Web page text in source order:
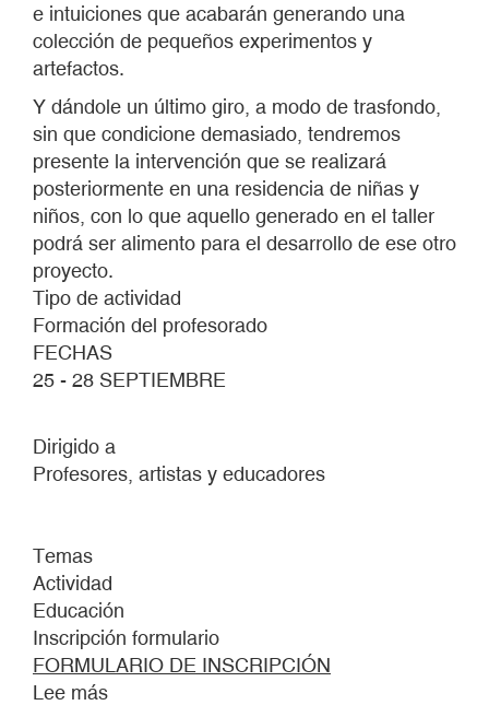
e intuiciones que acabarán generando una
colección de pequeños experimentos y
artefactos.
Y dándole un último giro, a modo de trasfondo,
sin que condicione demasiado, tendremos
presente la intervención que se realizará
posteriormente en una residencia de niñas y
niños, con lo que aquello generado en el taller
podrá ser alimento para el desarrollo de ese otro
proyecto.
Tipo de actividad
Formación del profesorado
FECHAS
25 - 28 SEPTIEMBRE
Dirigido a
Profesores, artistas y educadores
Temas
Actividad
Educación
Inscripción formulario
FORMULARIO DE INSCRIPCIÓN
Lee más